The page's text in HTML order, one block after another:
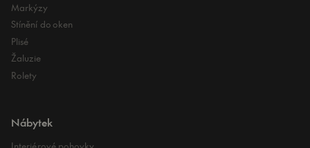
Markýzy
Stínění do oken
Plisé
Žaluzie
Rolety
Nábytek